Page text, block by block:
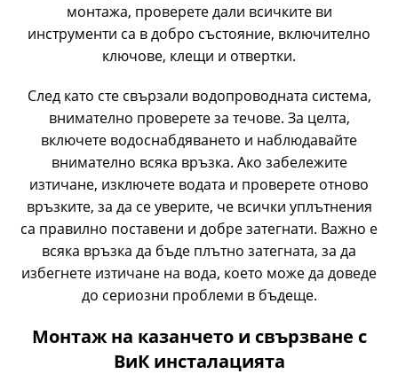
монтажа, проверете дали всичките ви
инструменти са в добро състояние, включително
ключове, клещи и отвертки.
След като сте свързали водопроводната система,
внимателно проверете за течове. За целта,
включете водоснабдяването и наблюдавайте
внимателно всяка връзка. Ако забележите
изтичане, изключете водата и проверете отново
връзките, за да се уверите, че всички уплътнения
са правилно поставени и добре затегнати. Важно е
всяка връзка да бъде плътно затегната, за да
избегнете изтичане на вода, което може да доведе
до сериозни проблеми в бъдеще.
Монтаж на казанчето и свързване с
ВиК инсталацията